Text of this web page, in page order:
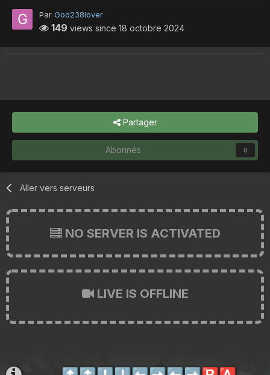
Par God238lover
149 views since 18 octobre 2024
Partager
Abonnés 0
Aller vers serveurs
NO SERVER IS ACTIVATED
LIVE IS OFFLINE